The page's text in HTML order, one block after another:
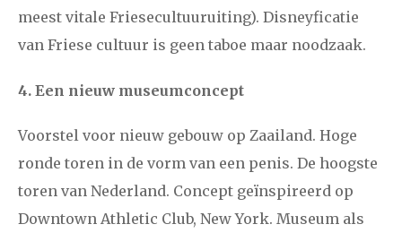
meest vitale Friesecultuuruiting). Disneyficatie
van Friese cultuur is geen taboe maar noodzaak.
4. Een nieuw museumconcept
Voorstel voor nieuw gebouw op Zaailand. Hoge
ronde toren in de vorm van een penis. De hoogste
toren van Nederland. Concept geïnspireerd op
Downtown Athletic Club, New York. Museum als